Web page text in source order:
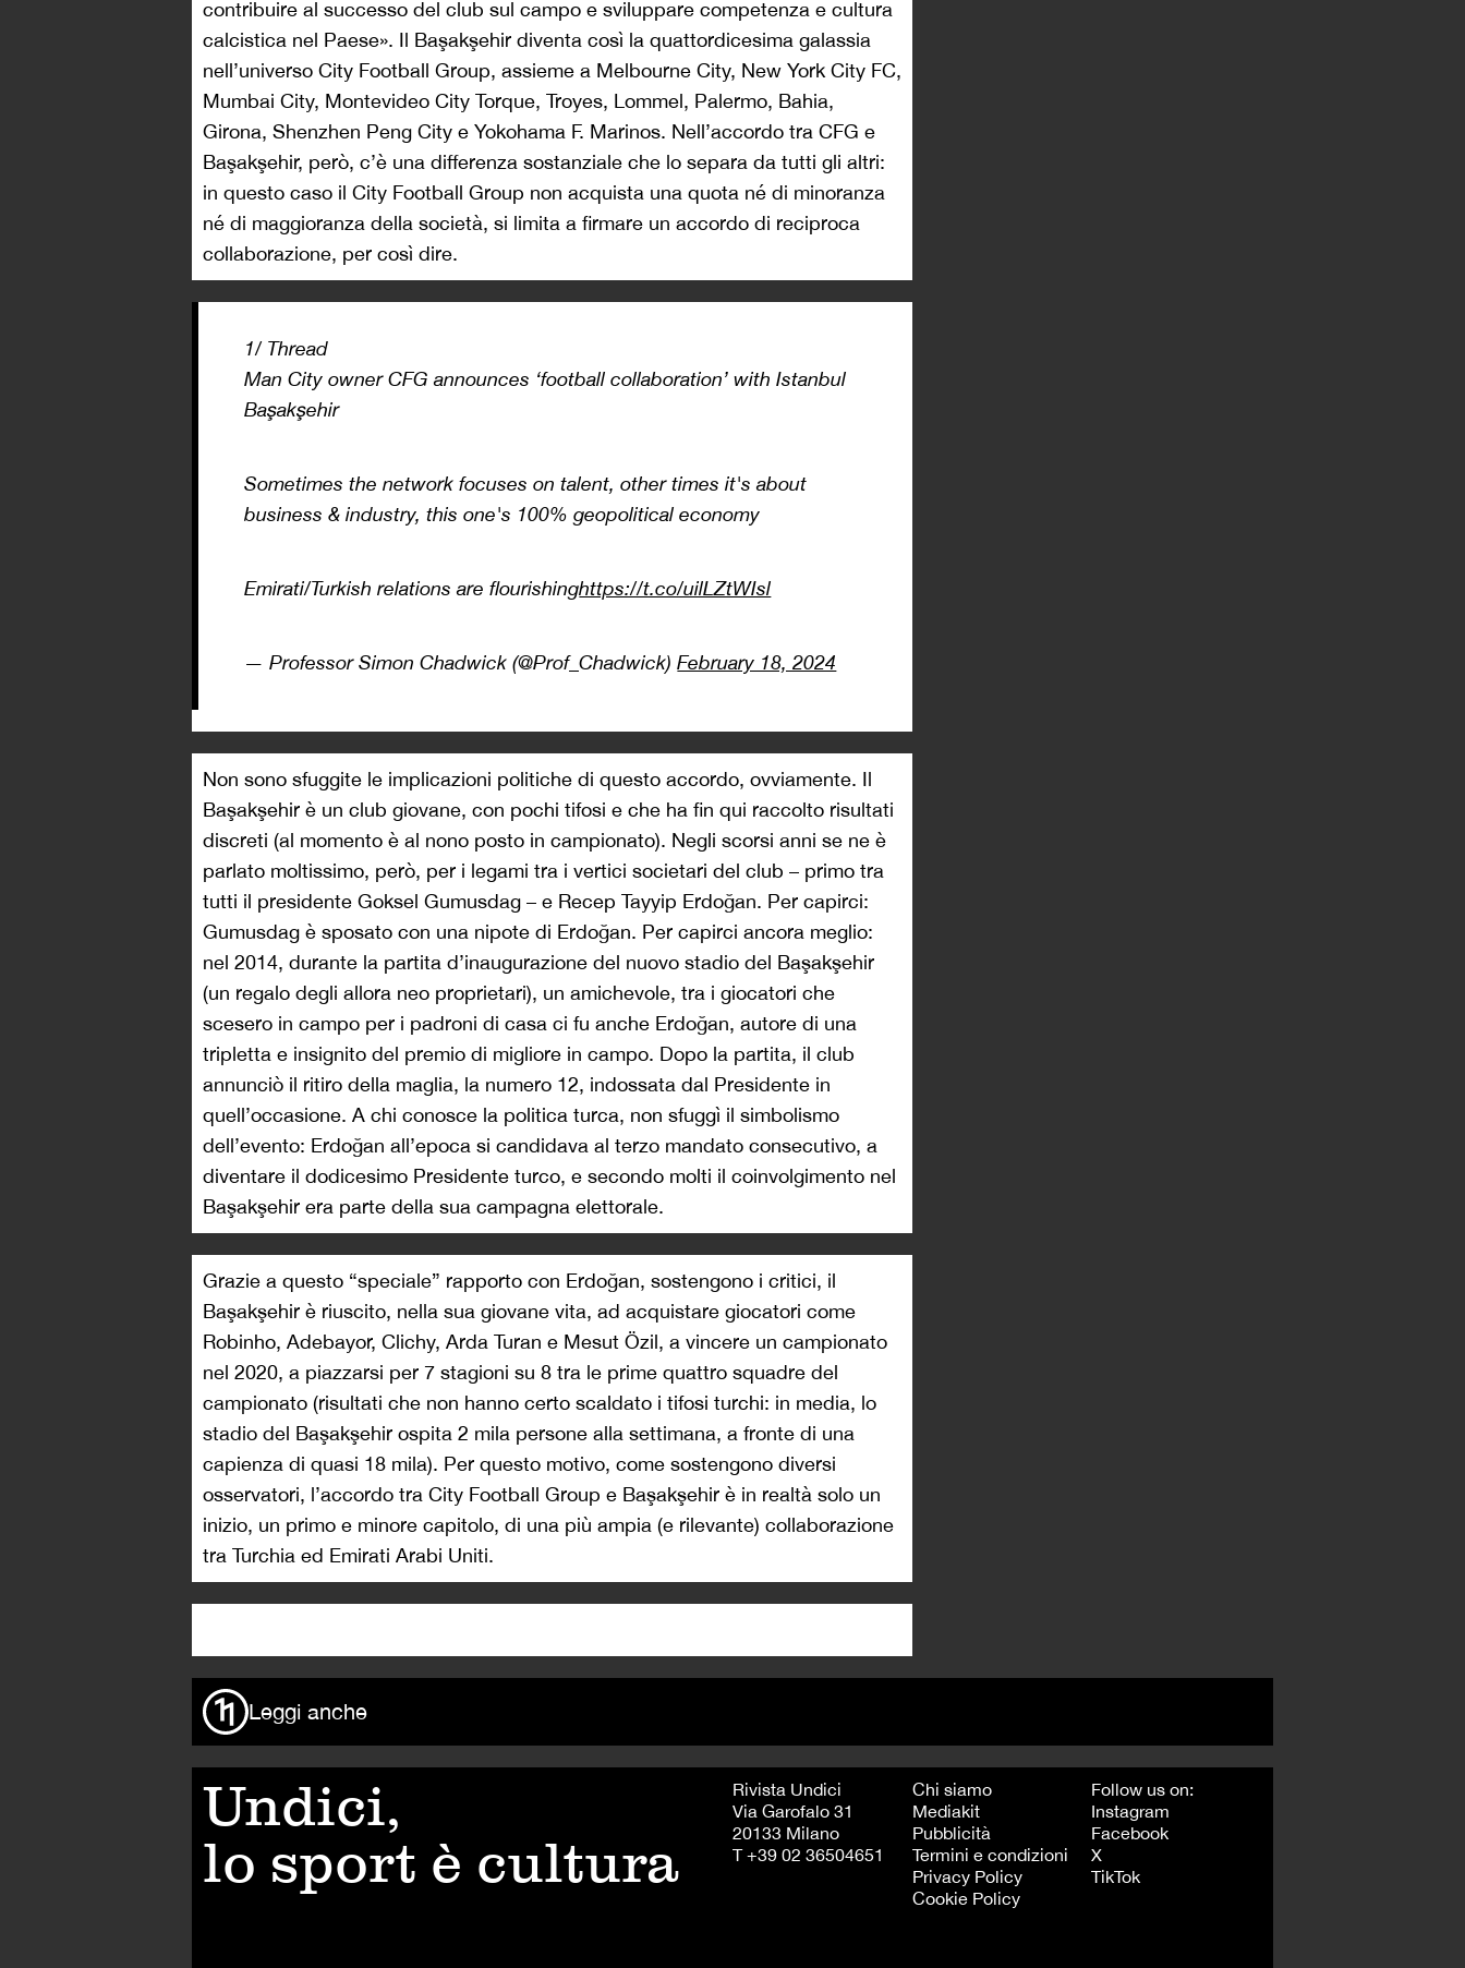
contribuire al successo del club sul campo e sviluppare competenza e cultura
calcistica nel Paese». Il Başakşehir diventa così la quattordicesima galassia
nell’universo City Football Group, assieme a Melbourne City, New York City FC,
Mumbai City, Montevideo City Torque, Troyes, Lommel, Palermo, Bahia,
Girona, Shenzhen Peng City e Yokohama F. Marinos. Nell’accordo tra CFG e
Başakşehir, però, c’è una differenza sostanziale che lo separa da tutti gli altri:
in questo caso il City Football Group non acquista una quota né di minoranza
né di maggioranza della società, si limita a firmare un accordo di reciproca
collaborazione, per così dire.
1/ Thread
Man City owner CFG announces ‘football collaboration’ with Istanbul
Başakşehir
Sometimes the network focuses on talent, other times it's about
business & industry, this one's 100% geopolitical economy
Emirati/Turkish relations are flourishinghttps://t.co/uilLZtWIsl
— Professor Simon Chadwick (@Prof_Chadwick)February 18, 2024
Non sono sfuggite le implicazioni politiche di questo accordo, ovviamente. Il
Başakşehir è un club giovane, con pochi tifosi e che ha fin qui raccolto risultati
discreti (al momento è al nono posto in campionato). Negli scorsi anni se ne è
parlato moltissimo, però, per i legami tra i vertici societari del club – primo tra
tutti il presidente Goksel Gumusdag – e Recep Tayyip Erdoğan. Per capirci:
Gumusdag è sposato con una nipote di Erdoğan. Per capirci ancora meglio:
nel 2014, durante la partita d’inaugurazione del nuovo stadio del Başakşehir
(un regalo degli allora neo proprietari), un amichevole, tra i giocatori che
scesero in campo per i padroni di casa ci fu anche Erdoğan, autore di una
tripletta e insignito del premio di migliore in campo. Dopo la partita, il club
annunciò il ritiro della maglia, la numero 12, indossata dal Presidente in
quell’occasione. A chi conosce la politica turca, non sfuggì il simbolismo
dell’evento: Erdoğan all’epoca si candidava al terzo mandato consecutivo, a
diventare il dodicesimo Presidente turco, e secondo molti il coinvolgimento nel
Başakşehir era parte della sua campagna elettorale.
Grazie a questo “speciale” rapporto con Erdoğan, sostengono i critici, il
Başakşehir è riuscito, nella sua giovane vita, ad acquistare giocatori come
Robinho, Adebayor, Clichy, Arda Turan e Mesut Özil, a vincere un campionato
nel 2020, a piazzarsi per 7 stagioni su 8 tra le prime quattro squadre del
campionato (risultati che non hanno certo scaldato i tifosi turchi: in media, lo
stadio del Başakşehir ospita 2 mila persone alla settimana, a fronte di una
capienza di quasi 18 mila). Per questo motivo, come sostengono diversi
osservatori, l’accordo tra City Football Group e Başakşehir è in realtà solo un
inizio, un primo e minore capitolo, di una più ampia (e rilevante) collaborazione
tra Turchia ed Emirati Arabi Uniti.
Leggi anche
Undici,
lo sport è cultura
Rivista Undici
Via Garofalo 31
20133 Milano
T +39 02 36504651
Chi siamo
Mediakit
Pubblicità
Termini e condizioni
Privacy Policy
Cookie Policy
Follow us on:
Instagram
Facebook
X
TikTok